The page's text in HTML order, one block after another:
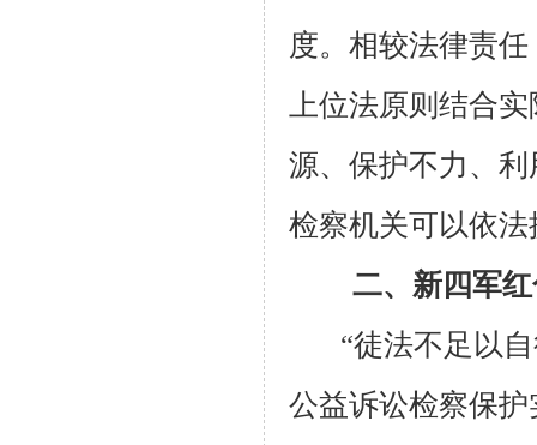
度。相较法律责
上位法原则结合
源、保护不力、
检察机关可以依
二、新四军
“徒法不足以
公益诉讼检察保